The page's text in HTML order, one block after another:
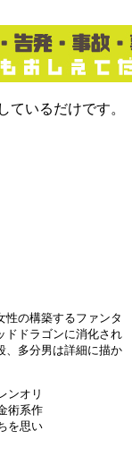
ているだけです。
性の構築するファンタ
ドドラゴンに消化され
、多分男は詳細に描か
ンオリ
術系作
を思い